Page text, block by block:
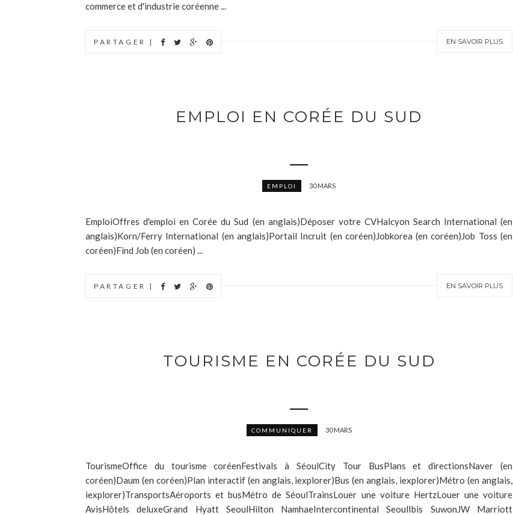
commerce et d'industrie coréenne ...
EN SAVOIR PLUS
PARTAGER |
EMPLOI EN CORÉE DU SUD
EMPLOI 30 MARS
EmploiOffres d'emploi en Corée du Sud (en anglais)Déposer votre CVHalcyon Search International (en
anglais)Korn/Ferry International (en anglais)Portail Incruit (en coréen)Jobkorea (en coréen)Job Toss (en
coréen)Find Job (en coréen) ...
EN SAVOIR PLUS
PARTAGER |
TOURISME EN CORÉE DU SUD
COMMUNIQUER 30 MARS
TourismeOffice du tourisme coréenFestivals à SéoulCity Tour BusPlans et directionsNaver (en
coréen)Daum (en coréen)Plan interactif (en anglais, iexplorer)Bus (en anglais, iexplorer)Métro (en anglais,
iexplorer)TransportsAéroports et busMétro de SéoulTrainsLouer une voiture HertzLouer une voiture
AvisHôtels deluxeGrand Hyatt SeoulHilton NamhaeIntercontinental SeoulIbis SuwonJW Marriott